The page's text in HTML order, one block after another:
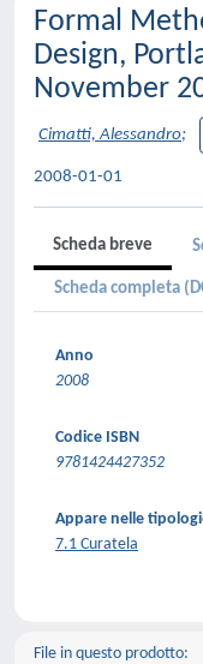
Formal
Design,
November
Cimatti, Alessandro;
2008-01-01
Scheda breve
Scheda completa
Anno
2008
Codice ISBN
9781424427352
Appare nelle
7.1 Curatela
File in questo prodotto: